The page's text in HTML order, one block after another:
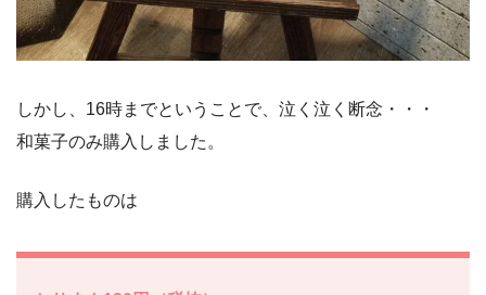
しかし、16時までということで、泣く泣く断念・・・
和菓子のみ購入しました。
購入したものは